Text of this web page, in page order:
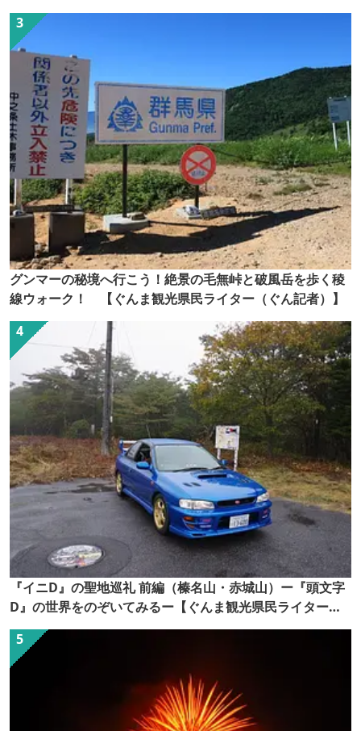
グンマーの秘境へ行こう！絶景の毛無峠と破風岳を歩く稜
線ウォーク！ 【ぐんま観光県民ライター（ぐん記者）】
『イニD』の聖地巡礼 前編（榛名山・赤城山）ー『頭文字
D』の世界をのぞいてみるー【ぐんま観光県民ライター
（ぐん記者）】